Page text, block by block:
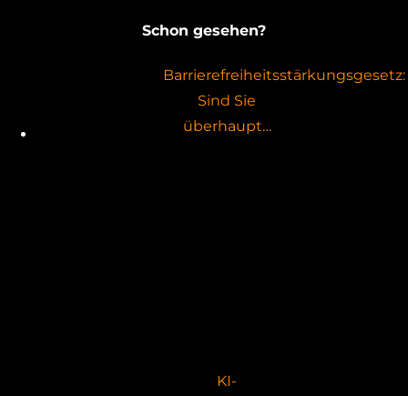
Schon gesehen?
Barrierefreiheitsstärkungsgesetz:
Sind Sie
überhaupt…
KI-